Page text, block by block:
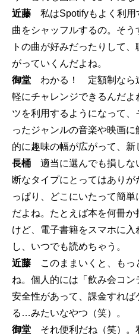
近藤 私はSpotifyもよく利
曲をシャッフルするの。そ
トの曲が好みだったりして
がっていくんだよね。
御堂 わかる！ 定額制なら
軽にチャレンジできるんだ
ツを利用するようになって
ったジャンルの音楽や映画
的に趣味の幅が広がって、新
長桶 適当に選んでも損しな
断なタイプにとってはあり
っぱり、どこにいたって簡
だよね。たとえば本を何冊
けど、電子書籍をスマホに
し、いつでも読めちゃう。
近藤
このままいくと、もっ
ね。個人的には「飲み会コン
安全性があって、課金すれ
る…みたいなやつ（笑）。
御堂 それ便利だね（笑）